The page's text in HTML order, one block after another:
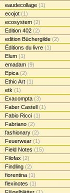
eaudecollage (1)
ecojot (1)
ecosystem (2)
Edition 402 (2)
edition Büchergilde (2)
Éditions du livre (1)
Elum (1)
emadam (9)
Epica (2)
Ethic Art (1)
etk (1)
Exacompta (3)
Faber Castell (1)
Fabio Ricci (1)
Fabriano (2)
fashionary (2)
Feuerwear (1)
Field Notes (15)
Filofax (2)
Findling (2)
fiorentina (1)
flexinotes (1)